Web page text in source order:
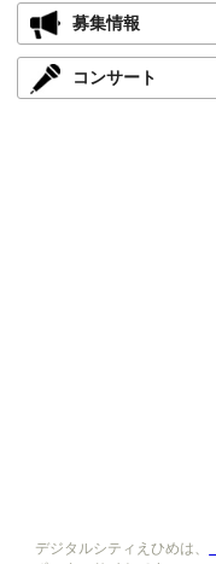
募集情報
コンサート
デジタルシティえひめは、